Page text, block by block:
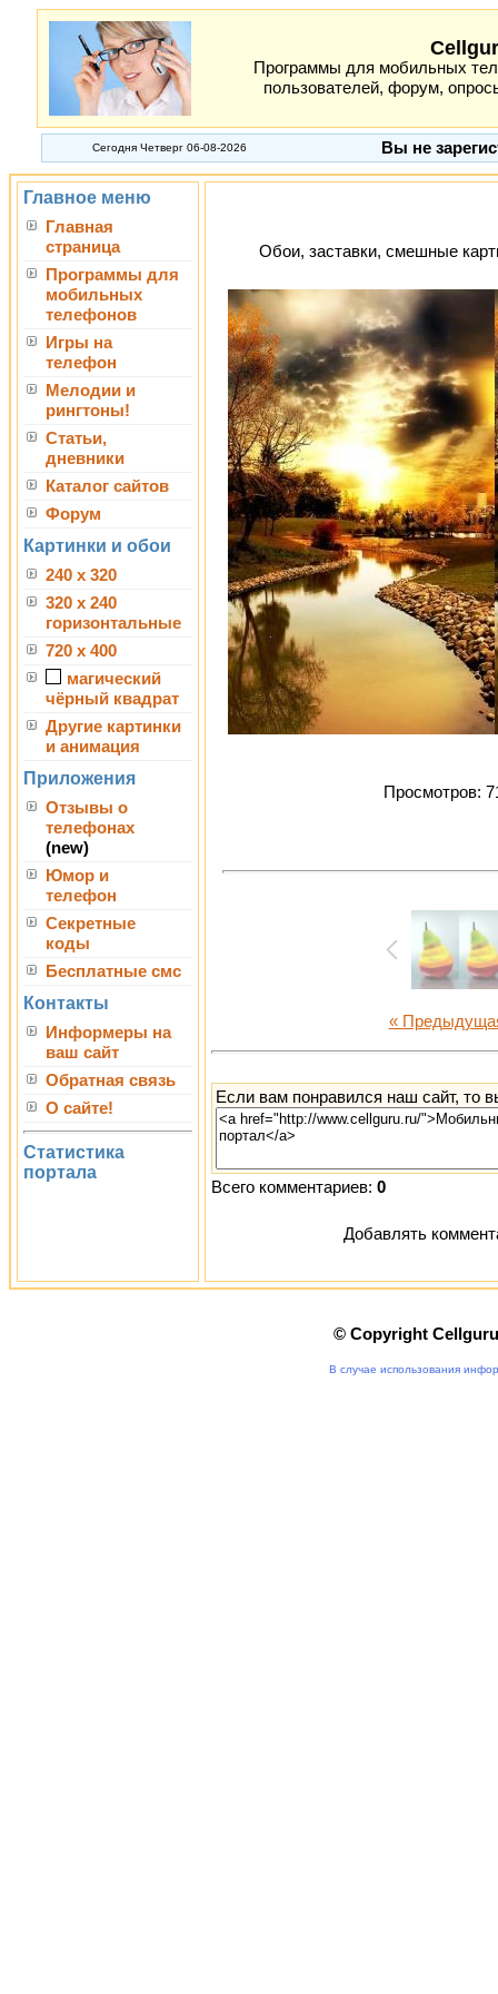
Программы для мобильных
пользователей, форум,
Сегодня Четверг 06-08-2026 Вы не
Главное меню
Главная
страница
Программы для
мобильных
телефонов
Игры на
телефон
Мелодии и
рингтоны!
Статьи,
дневники
Каталог сайтов
Форум
Картинки и обои
240 x 320
320 x 240
горизонтальные
720 x 400
магический
чёрный квадрат
Другие картинки
и анимация
Приложения
Отзывы о
телефонах
(new)
Юмор и
телефон
Секретные
коды
Бесплатные смс
Контакты
Информеры на
ваш сайт
Обратная связь
О сайте!
Статистика
портала
Обои, заставки, смешные
Просмотров:
«
Если вам понравился наш сайт, то
Всего комментариев: 0
Добавлять
© Copyright
В случае использования